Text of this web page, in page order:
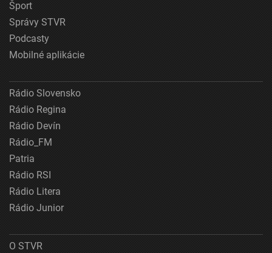
Šport
Správy STVR
Podcasty
Mobilné aplikácie
Rádio Slovensko
Rádio Regina
Rádio Devín
Rádio_FM
Patria
Rádio RSI
Rádio Litera
Rádio Junior
O STVR